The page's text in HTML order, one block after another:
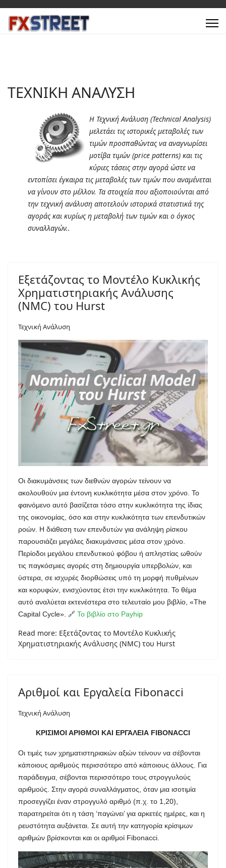
ΤΕΧΝΙΚΗ ΑΝΑΛΥΣΗ
Η Τεχνική Ανάλυση (Technical Analysis)
μελετάει τις ιστορικές μεταβολές των
τιμών προσπαθώντας να αναγνωρίσει
μοτίβα τιμών (price patterns) και τις
κύριες τάσεις στην αγορά ώστε να
εντοπίσει έγκαιρα τις μεταβολές των τιμών που αναμένεται
να γίνουν στο μέλλον. Τα στοιχεία που αξιοποιούνται από
την τεχνική ανάλυση αποτελούν ιστορικά στατιστικά της
αγοράς και κυρίως η μεταβολή των τιμών και ο όγκος
συναλλαγών..
Εξετάζοντας το Μοντέλο Κυκλικής
Χρηματιστηριακής Ανάλυσης
(NMC) του Hurst
Τεχνική Ανάλυση
Οι διακυμάνσεις των διεθνών αγορών τείνουν να
ακολουθούν μια έντονη κυκλικότητα μέσα στον χρόνο. Το
φαινόμενο αυτό βασίζεται τόσο στην κυκλικότητα της ίδιας
της οικονομίας, όσο και στην κυκλικότητα των επενδυτικών
ροών. Η διάθεση των επενδυτών για ανάληψη ρίσκου
παρουσιάζει μεγάλες διακυμάνσεις μέσα στον χρόνο.
Περίοδοι μεγάλου επενδυτικού φόβου ή απληστίας ωθούν
τις παγκόσμιες αγορές στη δημιουργία υπερβολών, και
ύστερα, σε ισχυρές διορθώσεις υπό τη μορφή πυθμένων
και κορυφών, ενισχύοντας έτσι την κυκλικότητα. Το θέμα
αυτό αναλύεται εκτενέστερα στο τελευταίο μου βιβλίο, «The
Capital Cycle». 🔗 Το βιβλίο στο Payhip
Read more: Εξετάζοντας το Μοντέλο Κυκλικής
Χρηματιστηριακής Ανάλυσης (NMC) του Hurst
Αριθμοί και Εργαλεία Fibonacci
Τεχνική Ανάλυση
ΚΡΙΣΙΜΟΙ ΑΡΙΘΜΟΙ ΚΑΙ ΕΡΓΑΛΕΙΑ FIBONACCI
Οι τιμές των χρηματιστηριακών αξιών τείνουν να σέβονται
κάποιους αριθμούς περισσότερο από κάποιους άλλους. Για
παράδειγμα, σέβονται περισσότερο τους στρογγυλούς
αριθμούς. Στην αγορά συναλλάγματος, όταν μια ισοτιμία
προσεγγίζει έναν στρογγυλό αριθμό (π.χ. το 1,20),
παρατηρείται ότι η τάση ‘παγώνει’ για αρκετές ημέρες, και η
ρευστότητα αυξάνεται. Σε αυτή την κατηγορία κρίσιμων
αριθμών βρίσκονται και οι αριθμοί Fibonacci.